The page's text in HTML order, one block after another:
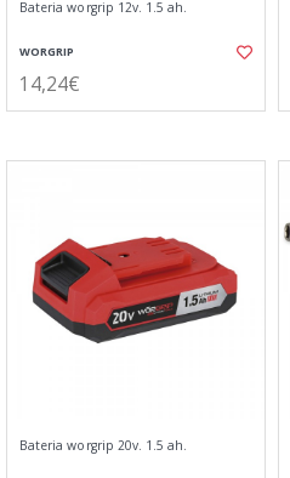
Bateria worgrip 12v. 1.5 ah.
WORGRIP
14,24€
Bateria worgrip 20v. 1.5 ah.